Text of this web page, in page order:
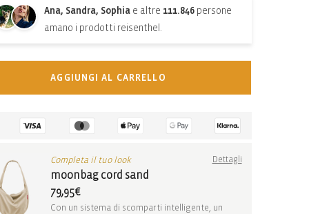
Ana, Sandra, Sophia e altre 111.846 persone
amano i prodotti reisenthel.
AGGIUNGI AL CARRELLO
Completa il tuo look Dettagli
moonbag cord sand
79,95€
Con un sistema di scomparti intelligente, un